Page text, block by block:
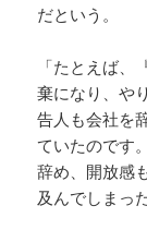
だという。
「たとえば
棄になり、や
告人も会社を
ていたのです
辞め、開放感
及んでしまっ